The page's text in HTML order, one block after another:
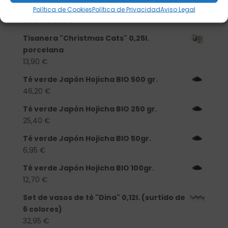
Política de CookiesPolítica de PrivacidadAviso Legal
Productos
Tisanera "Christmas Cats" 0,25l.
porcelana
13,90 €
Té verde Japón Hojicha BIO 500 gr.
46,20 €
Té verde Japón Hojicha BIO 250 gr.
25,40 €
Té verde Japón Hojicha BIO 50gr.
6,95 €
Té verde Japón Hojicha BIO 100gr.
12,70 €
Set de vasos de té "Dina" 0,12l. (surtido de
6 colores)
32,95 €